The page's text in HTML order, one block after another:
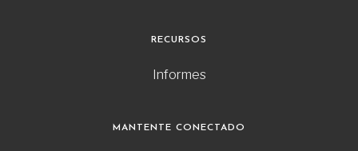
RECURSOS
Informes
MANTENTE CONECTADO